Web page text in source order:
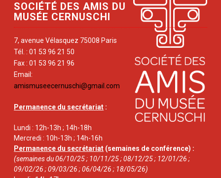
SOCIÉTÉ DES AMIS DU
MUSÉE CERNUSCHI
7, avenue Vélasquez 75008 Paris
Tél. : 01 53 96 21 50
Fax : 01 53 96 21 96
Email:
amismuseecernuschi@gmail.com
Permanence du secrétariat :
Lundi : 12h-13h ; 14h-18h
Mercredi : 10h-13h ; 14h-16h
Permanence du secrétariat (semaines de conférence) :
(semaines du 06/10/25 ; 10/11/25 ; 08/12/25 ; 12/01/26 ;
09/02/26 ; 09/03/26 ; 06/04/26 ; 18/05/26)